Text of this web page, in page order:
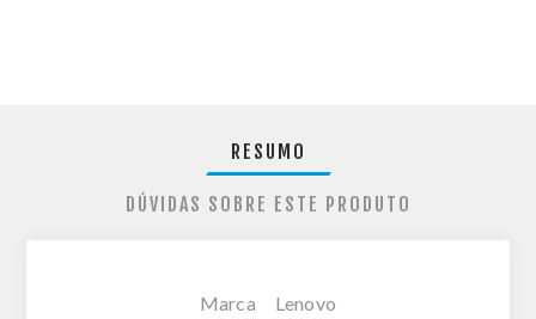
RESUMO
DÚVIDAS SOBRE ESTE PRODUTO
Marca Lenovo